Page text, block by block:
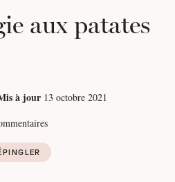
aux patates
à jour 13 octobre 2021